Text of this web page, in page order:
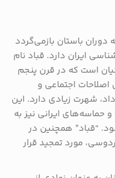
دوران باستان بازمی‌گردد
ایران دارد. قباد نام
است که در قرن پنجم
اصلاحات اجتماعی و
شهرت زیادی دارد. این
حماسه‌های ایرانی نیز به
“قباد” همچنین در
مورد تمجید قرار